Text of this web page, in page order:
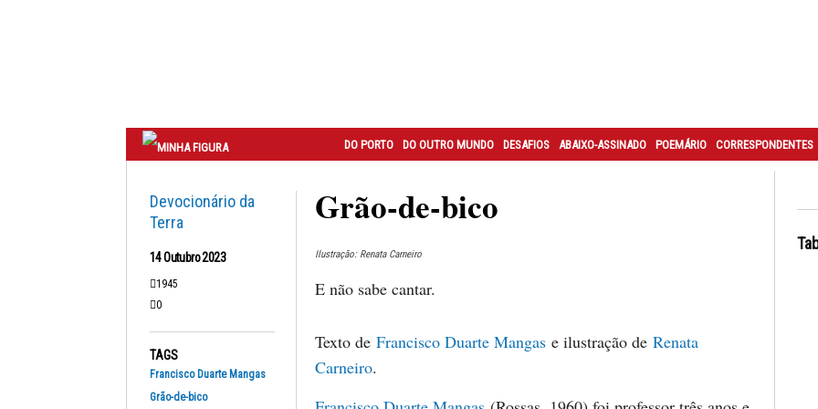
DO PORTO DO OUTRO MUNDO DESAFIOS ABAIXO-ASSINADO POEMÁRIO CORRESPONDENTES
Devocionário da
Terra
14 Outubro 2023
1945
0
TAGS
Francisco Duarte Mangas
Grão-de-bico
Grão-de-bico
Ilustração: Renata Carneiro
E não sabe cantar.
Texto de Francisco Duarte Mangas e ilustração de Renata
Carneiro.